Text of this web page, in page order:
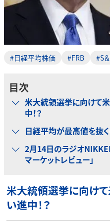
#日経平均株価 #FRB #S
目次
米大統領選挙に向けて
中！？
日経平均が最高値を抜
2月14日のラジオ
マーケットレビュー」
米大統領選挙に向け
い進中！？